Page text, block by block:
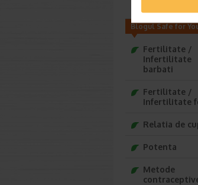
Blogul Safe for
Fertilitate /
Infertilitate
barbati
Fertilitate /
Infertilitate
Relatia de
Potenta
Metode